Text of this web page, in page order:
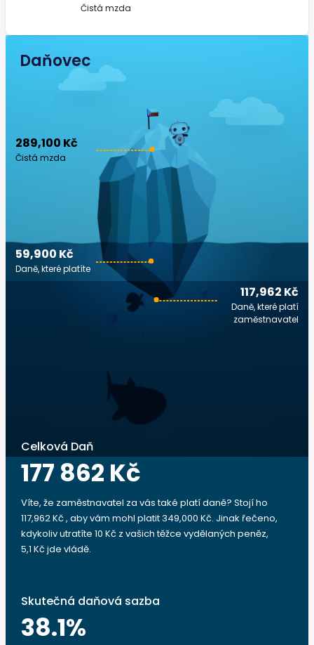
Čistá mzda
Daňovec
289,100 Kč
Čistá mzda
117,962 Kč
Daně, které platí
zaměstnavatel
59,900 Kč
Daně, které platíte
Celková Daň
177 862 Kč
Víte, že zaměstnavatel za vás také platí daně? Stojí ho
117,962 Kč , aby vám mohl platit 349,000 Kč. Jinak řečeno,
kdykoliv utratíte 10 Kč z vašich těžce vydělaných peněz,
5,1 Kč jde vládě.
Skutečná daňová sazba
38.1%